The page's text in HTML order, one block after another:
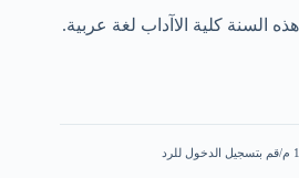
السنة كلية الاآداب لغة عربية.
قم بتسجيل الدخول للرد